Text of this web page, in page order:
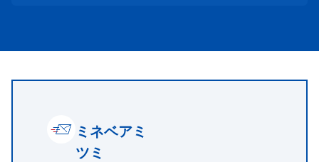
ミネベアミ
ツミ